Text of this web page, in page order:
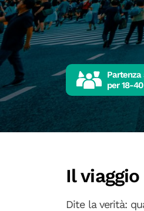
per18-40
Il
Dite la verità: